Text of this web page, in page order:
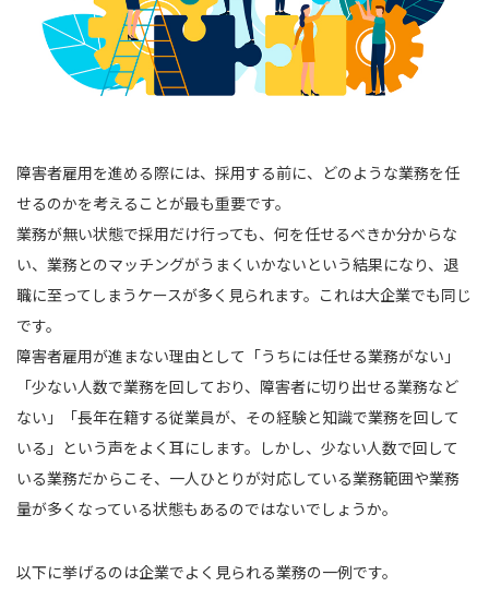
障害者雇用を進める際には、採用する前に、どのような業務を任
せるのかを考えることが最も重要です。
業務が無い状態で採用だけ行っても、何を任せるべきか分からな
い、業務とのマッチングがうまくいかないという結果になり、退
職に至ってしまうケースが多く見られます。これは大企業でも同じ
です。
障害者雇用が進まない理由として「うちには任せる業務がない」
「少ない人数で業務を回しており、障害者に切り出せる業務など
ない」「長年在籍する従業員が、その経験と知識で業務を回して
いる」という声をよく耳にします。しかし、少ない人数で回して
いる業務だからこそ、一人ひとりが対応している業務範囲や業務
量が多くなっている状態もあるのではないでしょうか。
以下に挙げるのは企業でよく見られる業務の一例です。